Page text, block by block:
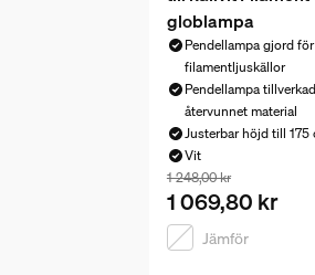
globlampa
Pendellampa gjord för
filamentljuskällor
Pendellampa
återvunnet material
Justerbar höjd till 175
Vit
Paketpriset är 1
1 248,00 kr
1 069,80 kr
Jämför